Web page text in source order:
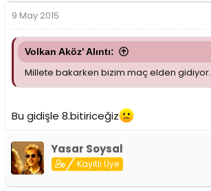
9 May 2015
Volkan Aköz' Alıntı:
Millete bakarken bizim maç elden gidiyor.
Bu gidişle 8.bitiriceğiz
Yasar Soysal
Kayıtlı Üye